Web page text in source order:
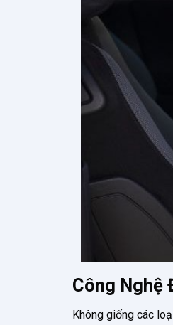
Công Nghệ
Không giống các